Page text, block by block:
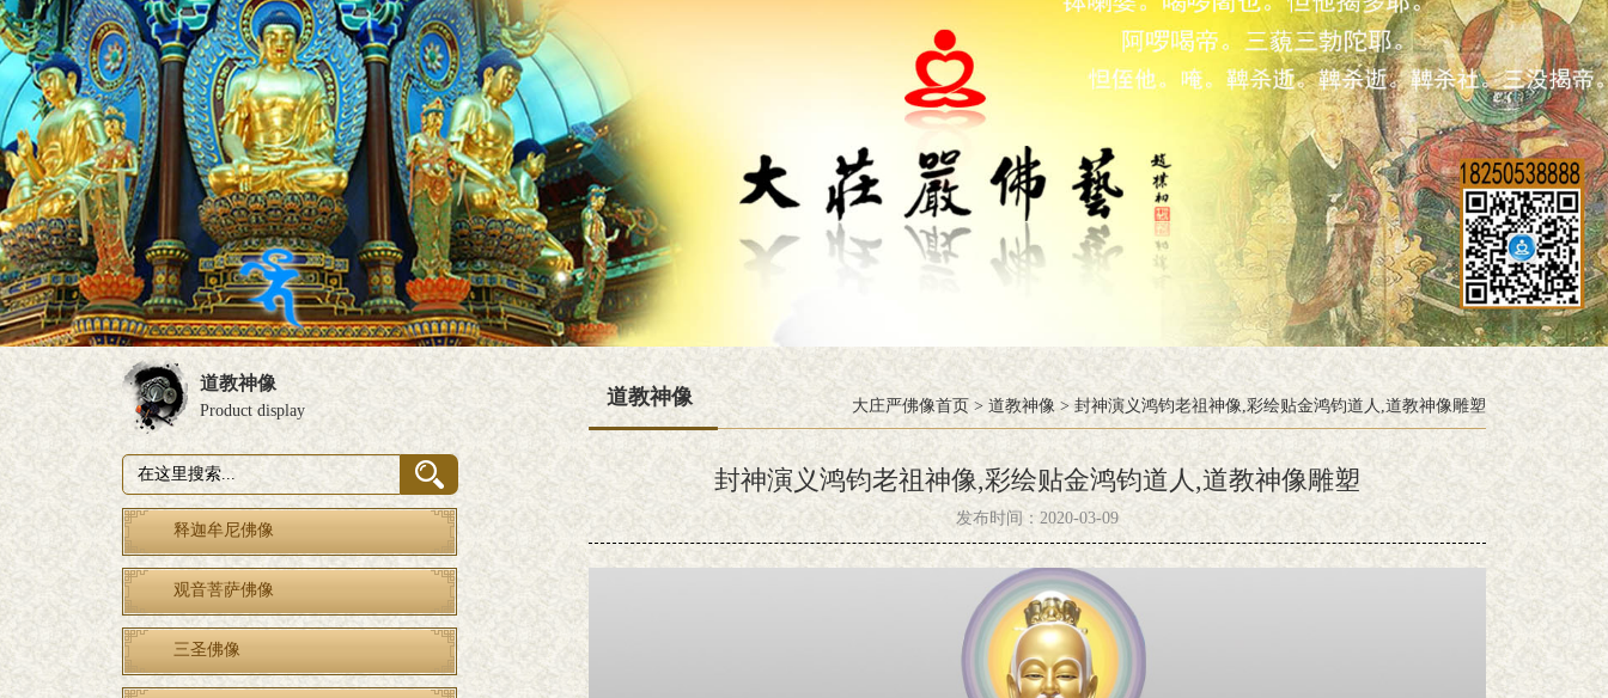
道教神像
Product display
释迦牟尼佛像
观音菩萨佛像
三圣佛像
道教神像 大庄严佛像首页 > 道教神像 > 封神演义鸿钧老祖神像,彩绘贴金鸿钧道人,道教神像雕塑
封神演义鸿钧老祖神像,彩绘贴金鸿钧道人,道教神像雕塑
发布时间：2020-03-09